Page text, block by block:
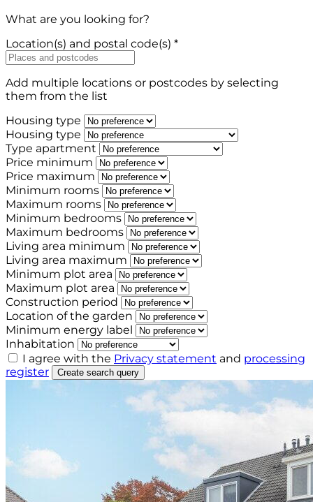
What are you looking for?
Location(s) and postal code(s) *
Add multiple locations or postcodes by selecting
them from the list
Housing type
Housing type
Type apartment
Price minimum
Price maximum
Minimum rooms
Maximum rooms
Minimum bedrooms
Maximum bedrooms
Living area minimum
Living area maximum
Minimum plot area
Maximum plot area
Construction period
Location of the garden
Minimum energy label
Inhabitation
I agree with the Privacy statement and processing
register
Create search query